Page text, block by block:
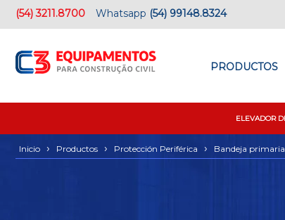
(54) 3211.8700 Whatsapp (54) 99148.8324
PRODUCTOS
ELEVADOR
Inicio › Productos › Protección Periférica › Bandeja primaria